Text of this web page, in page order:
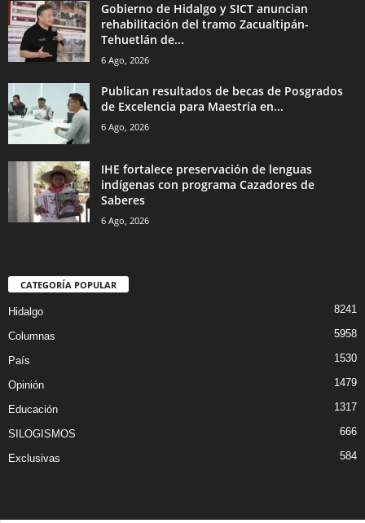
Gobierno de Hidalgo y SICT anuncian
rehabilitación del tramo Zacualtipán-
Tehuetlán de...
6 Ago, 2026
Publican resultados de becas de Posgrados
de Excelencia para Maestría en...
6 Ago, 2026
IHE fortalece preservación de lenguas
indígenas con programa Cazadores de
Saberes
6 Ago, 2026
CATEGORÍA POPULAR
Hidalgo 8241
Columnas 5958
País 1530
Opinión 1479
Educación 1317
SILOGISMOS 666
Exclusivas 584